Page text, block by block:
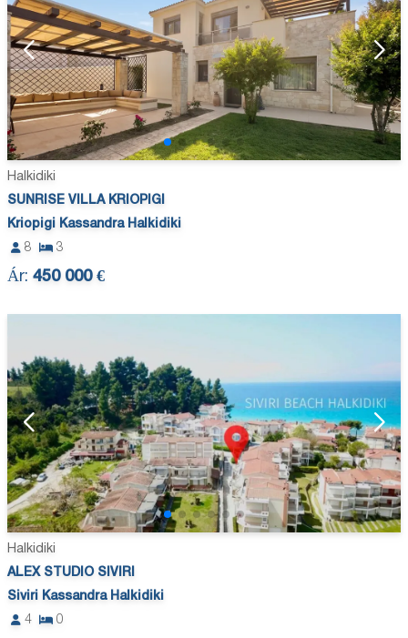
Halkidiki
SUNRISE VILLA KRIOPIGI
Kriopigi Kassandra Halkidiki
8
3
Ár: 450 000 €
Halkidiki
ALEX STUDIO SIVIRI
Siviri Kassandra Halkidiki
4
0